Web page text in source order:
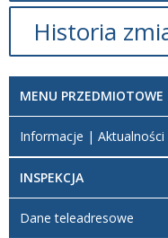
Brak załączników.
Historia
Artykuł
zmieniony.
10:27
MENU PRZEDMIOTOWE
Informacje | Aktualności
INSPEKCJA
Dane teleadresowe